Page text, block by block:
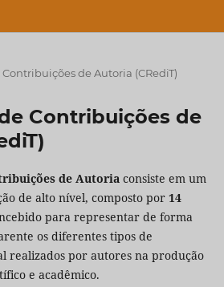
de Autoria (CRediT)
Contribuições de
de Autoriaconsiste em um
de alto nível, composto por 14
para representar de forma
os diferentes tipos de
realizados por autores na produção
e acadêmico.